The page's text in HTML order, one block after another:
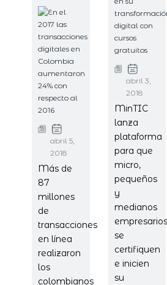
abril 5,
2018
Más de
87
millones
de
transacciones
en línea
realizaron
los
colombianos
abril 3,
2018
MinTIC
lanza
plataforma
para que
micro,
pequeños
y
medianos
empresarios
se
certifiquen
e inicien
su